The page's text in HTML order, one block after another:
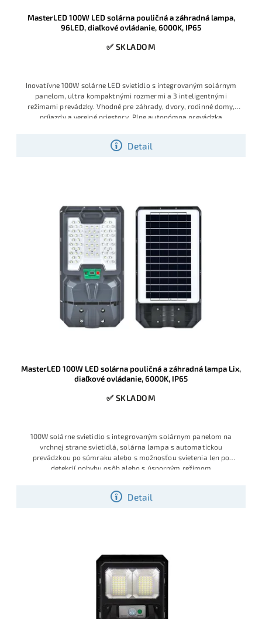
MasterLED 100W LED solárna pouličná a záhradná lampa,
96LED, diaľkové ovládanie, 6000K, IP65
✅ SKLADOM
Detail
Inovatívne 100W solárne LEDsvietidlo s integrovaným solárnym
panelom, ultra kompaktnými rozmermi a 3 inteligentnými
režimami prevádzky. Vhodné pre záhrady, dvory, rodinné domy,
príjazdy a verejné priestory. Plne autonómna prevádzka
spoľahl
MasterLED 100W LED solárna pouličná a záhradná lampa Lix,
diaľkové ovládanie, 6000K, IP65
✅ SKLADOM
Detail
100W solárne svietidlo s integrovaným solárnym panelom na
vrchnej strane svietidlá, solárna lampa s automatickou
prevádzkou po súmraku alebo s možnosťou svietenia len po
detekcií pohybu osôb alebo s úsporným režimom